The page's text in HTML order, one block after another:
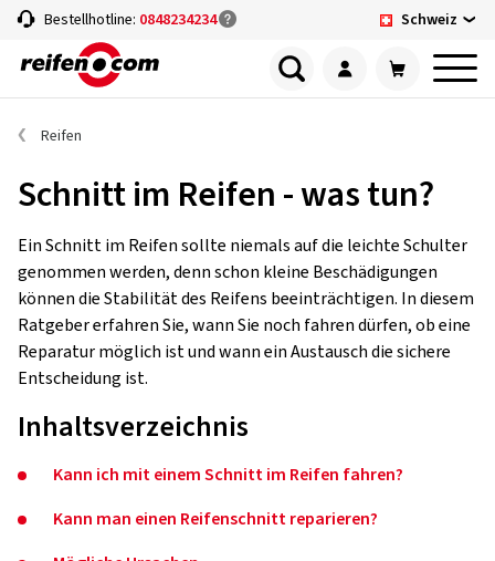
Bestellhotline: 0848234234 Schweiz
Reifen
Schnitt im Reifen - was tun?
Ein Schnitt im Reifen sollte niemals auf die leichte Schulter
genommen werden, denn schon kleine Beschädigungen
können die Stabilität des Reifens beeinträchtigen. In diesem
Ratgeber erfahren Sie, wann Sie noch fahren dürfen, ob eine
Reparatur möglich ist und wann ein Austausch die sichere
Entscheidung ist.
Inhaltsverzeichnis
Kann ich mit einem Schnitt im Reifen fahren?
Kann man einen Reifenschnitt reparieren?